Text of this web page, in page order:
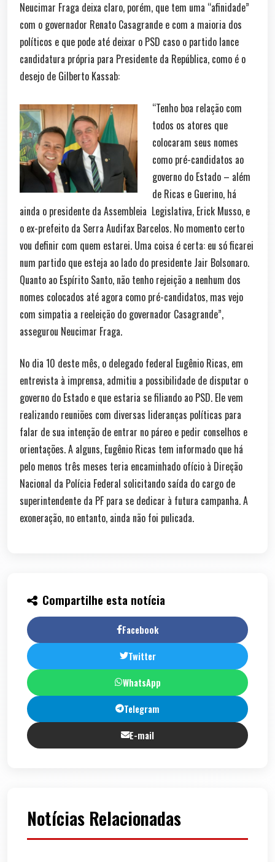
Neucimar Fraga deixa claro, porém, que tem uma “afinidade”
com o governador Renato Casagrande e com a maioria dos
políticos e que pode até deixar o PSD caso o partido lance
candidatura própria para Presidente da República, como é o
desejo de Gilberto Kassab:
“Tenho boa relação com
todos os atores que
colocaram seus nomes
como pré-candidatos ao
governo do Estado – além
de Ricas e Guerino, há
ainda o presidente da Assembleia Legislativa, Erick Musso, e
o ex-prefeito da Serra Audifax Barcelos. No momento certo
vou definir com quem estarei. Uma coisa é certa: eu só ficarei
num partido que esteja ao lado do presidente Jair Bolsonaro.
Quanto ao Espírito Santo, não tenho rejeição a nenhum dos
nomes colocados até agora como pré-candidatos, mas vejo
com simpatia a reeleição do governador Casagrande”,
assegurou Neucimar Fraga.
No dia 10 deste mês, o delegado federal Eugênio Ricas, em
entrevista à imprensa, admitiu a possibilidade de disputar o
governo do Estado e que estaria se filiando ao PSD. Ele vem
realizando reuniões com diversas lideranças políticas para
falar de sua intenção de entrar no páreo e pedir conselhos e
orientações. A alguns, Eugênio Ricas tem informado que há
pelo menos três meses teria encaminhado ofício à Direção
Nacional da Polícia Federal solicitando saída do cargo de
superintendente da PF para se dedicar à futura campanha. A
exoneração, no entanto, ainda não foi pulicada.
Compartilhe esta notícia
Facebook
Twitter
WhatsApp
Telegram
E-mail
Notícias Relacionadas